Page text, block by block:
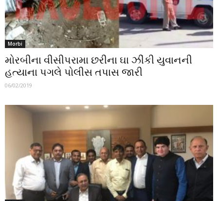
Morbi
મોરબીના વીસીપરામા છરીના ઘા ઝીંકી યુવાનની
હત્યાના પગલે પોલીસ તપાસ જારી
06/02/2019